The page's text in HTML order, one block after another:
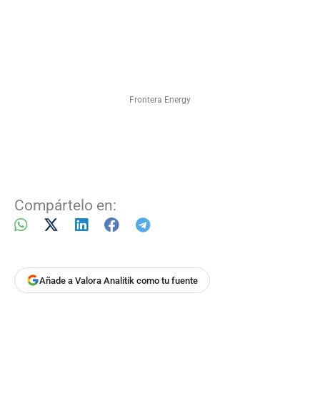
Frontera Energy
Compártelo en:
Añade a Valora Analitik como tu fuente